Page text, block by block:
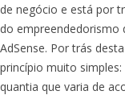
de negócio e está por
do empreendedorismo
AdSense. Por trás
princípio muito
quantia que varia de